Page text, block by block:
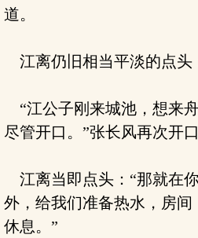
道。
江离仍旧相当平淡的点头
“江公子刚来城池，想来
尽管开口。”张长风再次开口
江离当即点头：“那就在
外，给我们准备热水，房
休息。”